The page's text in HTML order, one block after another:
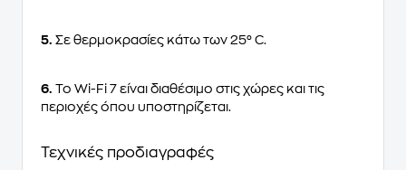
5. Σε θερμοκρασίες κάτω των 25° C.
6. Το Wi-Fi 7 είναι διαθέσιμο στις χώρες και τις
περιοχές όπου υποστηρίζεται.
Τεχνικές προδιαγραφές